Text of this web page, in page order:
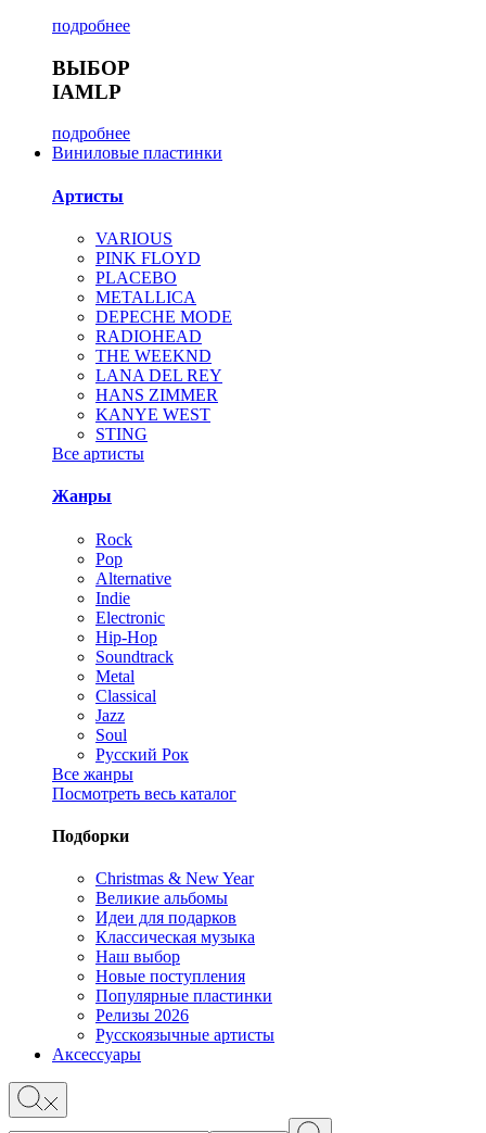
подробнее
ВЫБОР
IAMLP
подробнее
Виниловые пластинки
Артисты
VARIOUS
PINK FLOYD
PLACEBO
METALLICA
DEPECHE MODE
RADIOHEAD
THE WEEKND
LANA DEL REY
HANS ZIMMER
KANYE WEST
STING
Все артисты
Жанры
Rock
Pop
Alternative
Indie
Electronic
Hip-Hop
Soundtrack
Metal
Classical
Jazz
Soul
Русский Рок
Все жанры
Посмотреть весь каталог
Подборки
Christmas & New Year
Великие альбомы
Идеи для подарков
Классическая музыка
Наш выбор
Новые поступления
Популярные пластинки
Релизы 2026
Русскоязычные артисты
Аксессуары